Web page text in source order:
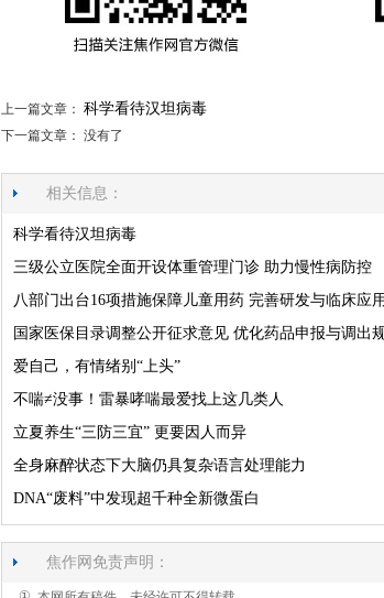
上一篇文章： 科学看待汉坦病毒
下一篇文章： 没有了
相关信息：
科学看待汉坦病毒
三级公立医院全面开设体重管理门诊 助力慢性病防控
八部门出台16项措施保障儿童用药 完善研发与临床应
国家医保目录调整公开征求意见 优化药品申报与调出
爱自己，有情绪别“上头”
不喘≠没事！雷暴哮喘最爱找上这几类人
立夏养生“三防三宜” 更要因人而异
全身麻醉状态下大脑仍具复杂语言处理能力
DNA“废料”中发现超千种全新微蛋白
焦作网免责声明：